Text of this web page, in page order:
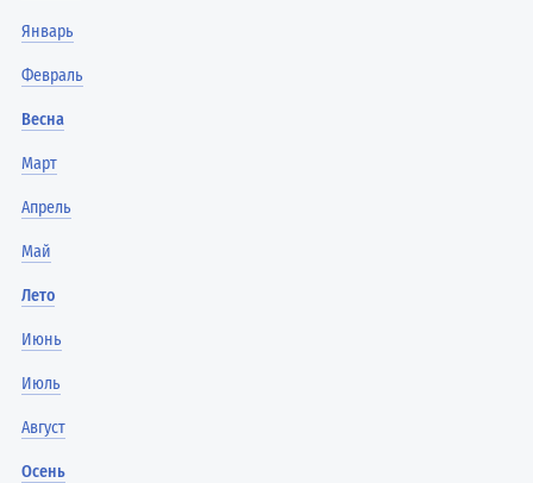
Январь
Февраль
Весна
Март
Апрель
Май
Лето
Июнь
Июль
Август
Осень